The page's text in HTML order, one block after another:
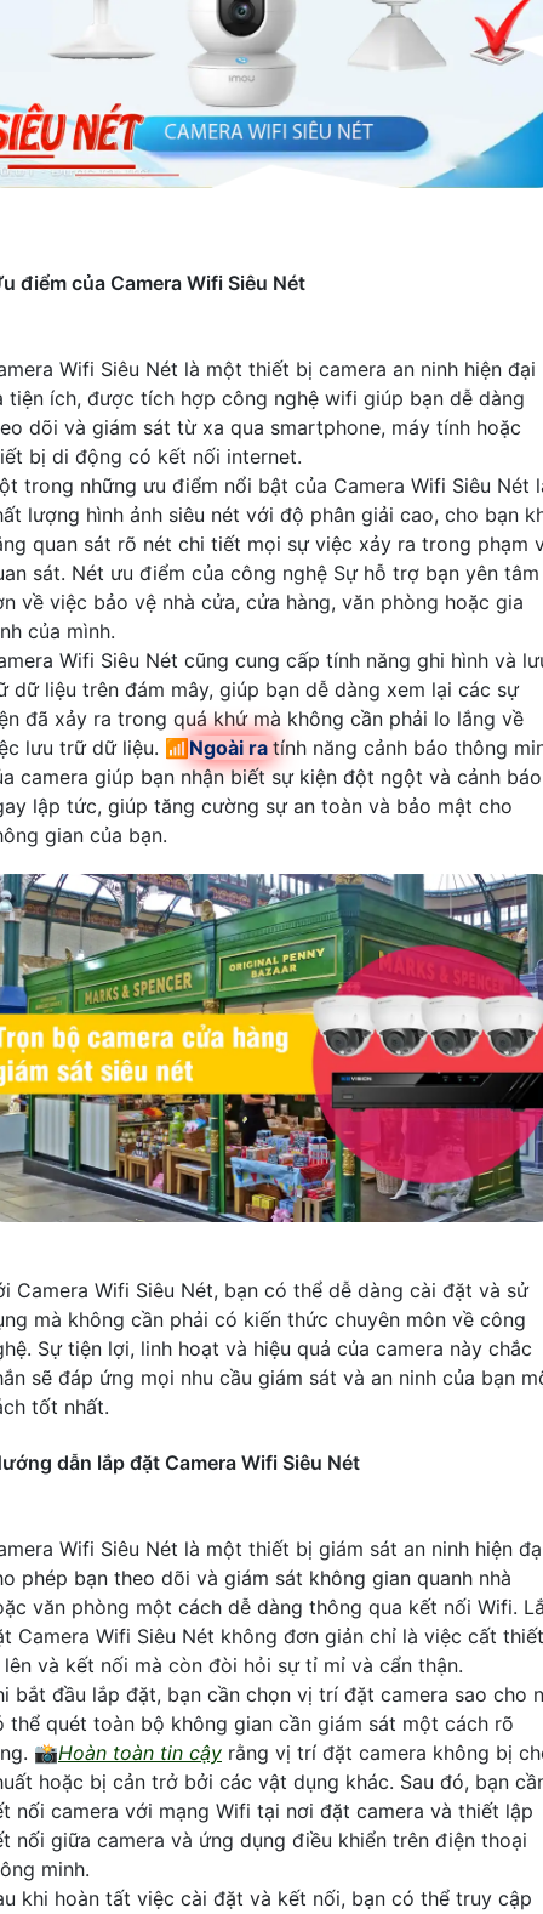
điểm của Camera Wifi Siêu Nét
Wifi Siêu Nét là một thiết bị camera an ninh hiện đại
tiện ích, được tích hợp công nghệ wifi giúp bạn dễ dàng
dõi và giám sát từ xa qua smartphone, máy tính hoặc
bị di động có kết nối internet.
trong những ưu điểm nổi bật của Camera Wifi Siêu Nét
lượng hình ảnh siêu nét với độ phân giải cao, cho bạn
quan sát rõ nét chi tiết mọi sự việc xảy ra trong phạm
sát. Nét ưu điểm của công nghệ Sự hỗ trợ bạn yên tâm
về việc bảo vệ nhà cửa, cửa hàng, văn phòng hoặc gia
của mình.
Wifi Siêu Nét cũng cung cấp tính năng ghi hình và
dữ liệu trên đám mây, giúp bạn dễ dàng xem lại các sự
đã xảy ra trong quá khứ mà không cần phải lo lắng về
lưu trữ dữ liệu. 📶 Ngoài ra tính năng cảnh báo thông
camera giúp bạn nhận biết sự kiện đột ngột và cảnh báo
lập tức, giúp tăng cường sự an toàn và bảo mật cho
gian của bạn.
Camera Wifi Siêu Nét, bạn có thể dễ dàng cài đặt và sử
mà không cần phải có kiến thức chuyên môn về công
Sự tiện lợi, linh hoạt và hiệu quả của camera này chắc
sẽ đáp ứng mọi nhu cầu giám sát và an ninh của bạn
tốt nhất.
dẫn lắp đặt Camera Wifi Siêu Nét
Wifi Siêu Nét là một thiết bị giám sát an ninh hiện
phép bạn theo dõi và giám sát không gian quanh nhà
văn phòng một cách dễ dàng thông qua kết nối Wifi.
Camera Wifi Siêu Nét không đơn giản chỉ là việc cất thiết
và kết nối mà còn đòi hỏi sự tỉ mỉ và cẩn thận.
bắt đầu lắp đặt, bạn cần chọn vị trí đặt camera sao cho
thể quét toàn bộ không gian cần giám sát một cách rõ
📸Hoàn toàn tin cậy rằng vị trí đặt camera không bị
hoặc bị cản trở bởi các vật dụng khác. Sau đó, bạn
nối camera với mạng Wifi tại nơi đặt camera và thiết lập
nối giữa camera và ứng dụng điều khiển trên điện thoại
minh.
khi hoàn tất việc cài đặt và kết nối, bạn có thể truy cập